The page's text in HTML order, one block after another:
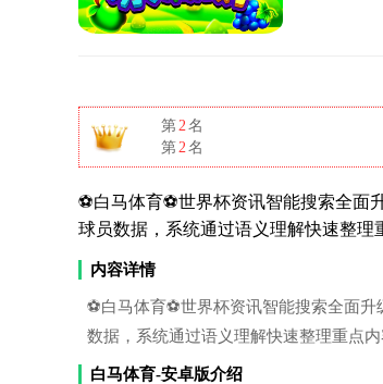
第2名
第2名
⚽白马体育⚽世界杯资讯智能搜索全面
球员数据，系统通过语义理解快速整理
内容详情
⚽白马体育⚽世界杯资讯智能搜索全面
数据，系统通过语义理解快速整理重点
白马体育-安卓版介绍